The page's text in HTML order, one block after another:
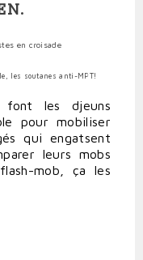
en croisade
les soutanes anti-MPT!
font les djeuns
pour mobiliser
qui engatsent
leurs mobs
mob, ça les